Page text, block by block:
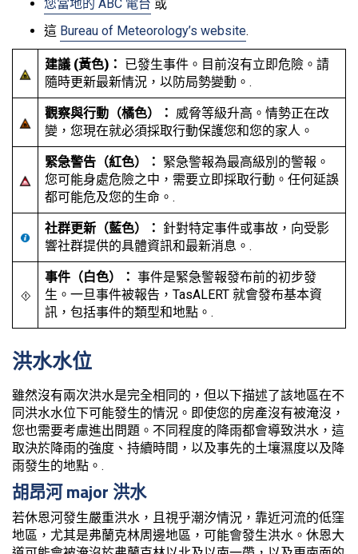
您當地的 ABC 電台 或
這 Bureau of Meteorology’s website.
建議 (黃色)： 已發生事件。目前沒有立即危險。請
隨時更新最新情況，以防局勢變動。.
觀察與行動（橘色）： 威脅等級升高。情勢正在改
變，您現在就必須採取行動保護您和您的家人。
緊急警告（紅色）： 緊急警報為最高級別的警報。
您可能身處危險之中，需要立即採取行動。任何延誤
都可能危及您的生命。.
社群更新（藍色）： 針對特定事件或事故，向受影
響社群提供的具體資訊和最新消息。.
事件（白色）： 事件是緊急警報發布前的初步發
生。一旦事件被報告，TasALERT 就會發布基本資
訊，包括事件的類型和地點。.
洪水水位
雖然沒有兩次洪水是完全相同的，但以下描述了該地區在不
同洪水水位下可能發生的情況。即使您的房產沒有被淹沒，
您也需要考慮進出問題。不同程度的降雨都會導致洪水，這
取決於降雨的強度、持續時間，以及事先的土壤濕度以及降
雨發生的地點。.
胡昂河 major 洪水
若休恩河發生嚴重洪水，且視乎潮汐情況，靠近河流的低窪
地區，尤其是弗蘭克林周邊地區，可能會發生洪水。休恩大